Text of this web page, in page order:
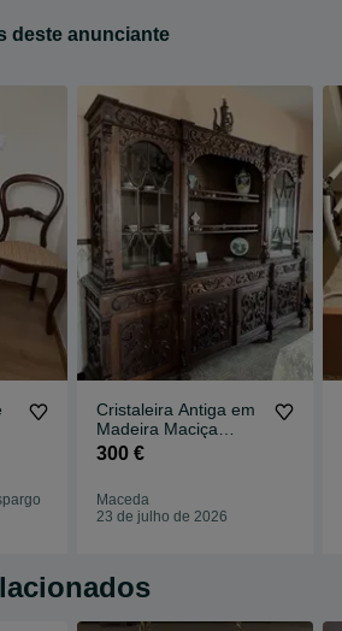
deste anunciante
Cristaleira Antiga em
Madeira Maciça
Trabalhada
300 €
Maceda
23 de julho de 2026